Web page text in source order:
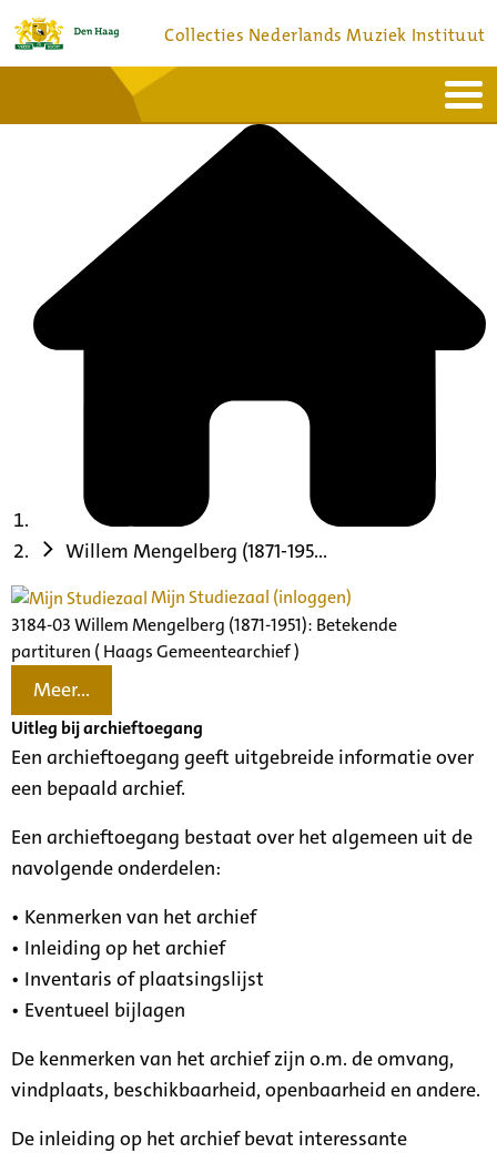
Collecties Nederlands Muziek Instituut
Bronnen en collecties
Willem Mengelberg (1871-195...
Mijn Studiezaal (inloggen)
3184-03 Willem Mengelberg (1871-1951): Betekende
partituren ( Haags Gemeentearchief )
Meer...
Uitleg bij archieftoegang
Een archieftoegang geeft uitgebreide informatie over
een bepaald archief.
Een archieftoegang bestaat over het algemeen uit de
navolgende onderdelen:
• Kenmerken van het archief
• Inleiding op het archief
• Inventaris of plaatsingslijst
• Eventueel bijlagen
De kenmerken van het archief zijn o.m. de omvang,
vindplaats, beschikbaarheid, openbaarheid en andere.
De inleiding op het archief bevat interessante